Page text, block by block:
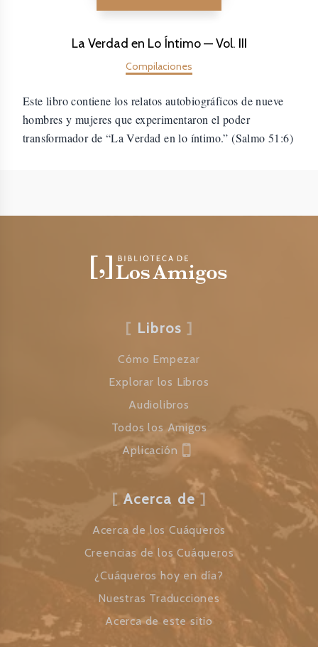
La Verdad en Lo Íntimo — Vol. III
Compilaciones
Este libro contiene los relatos autobiográficos de nueve
hombres y mujeres que experimentaron el poder
transformador de “La Verdad en lo íntimo.” (Salmo 51:6)
Libros
Cómo Empezar
Explorar los Libros
Audiolibros
Todos los Amigos
Aplicación
Acerca de
Acerca de los Cuáqueros
Creencias de los Cuáqueros
¿Cuáqueros hoy en día?
Nuestras Traducciones
Acerca de este sitio